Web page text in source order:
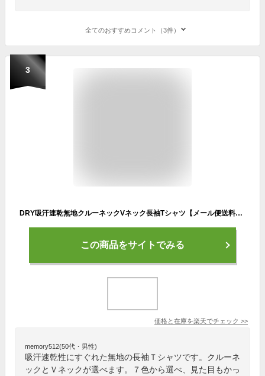
全てのおすすめコメント（3件）
3
DRY吸汗速乾無地クルーネックVネック長袖Tシャツ【メール便送料無料C《M1.5》】【2-E2Q】
この商品をサイトでみる
価格と在庫を楽天でチェック >>
memory512(50代・男性)
吸汗速乾性にすぐれた無地の長袖Ｔシャツです。クルーネ
ックとＶネックが選べます。７色から選べ、見た目もかっ